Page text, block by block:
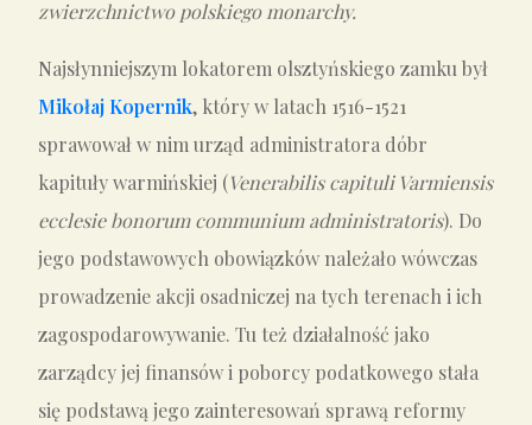
zwierzchnictwo polskiego monarchy.
Najsłynniejszym lokatorem olsztyńskiego zamku był
Mikołaj Kopernik, który w latach 1516-1521
sprawował w nim urząd administratora dóbr
kapituły warmińskiej (Venerabilis capituli Varmiensis
ecclesie bonorum communium administratoris). Do
jego podstawowych obowiązków należało wówczas
prowadzenie akcji osadniczej na tych terenach i ich
zagospodarowywanie. Tu też działalność jako
zarządcy jej finansów i poborcy podatkowego stała
się podstawą jego zainteresowań sprawą reformy